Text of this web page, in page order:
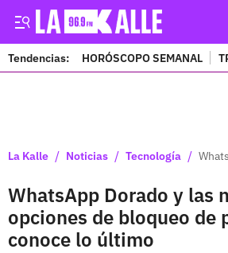
Tendencias: HORÓSCOPO SEMANAL
La Kalle / Noticias / Tecnología /
WhatsApp Dorado y las
opciones de bloqueo de
conoce lo último